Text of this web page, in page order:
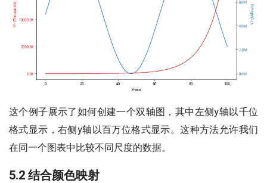
这个例子展示了如何创建一个双轴图，其中左侧y轴以千位
格式显示，右侧y轴以百万位格式显示。这种方法允许我们
在同一个图表中比较不同尺度的数据。
5.2 结合颜色映射